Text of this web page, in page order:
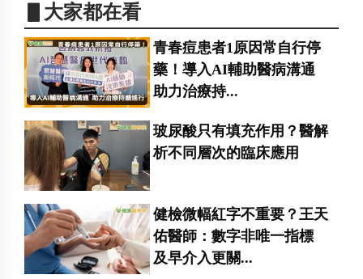
▋大家都在看
青春痘患者1原因常自行停
藥！導入AI輔助醫病溝通
助力治療持...
玻尿酸只有填充作用？醫解
析不同層次的臨床應用
健檢微幅紅字不重要？王天
佑醫師：數字非唯一指標
及早介入更關...